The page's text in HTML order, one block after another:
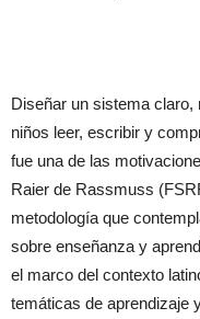
Diseñar un sistema
niños leer, escribir y
fue una de las
Raier de Rassmuss
metodología que
sobre enseñanza y
el marco del contexto
temáticas de aprendizaje